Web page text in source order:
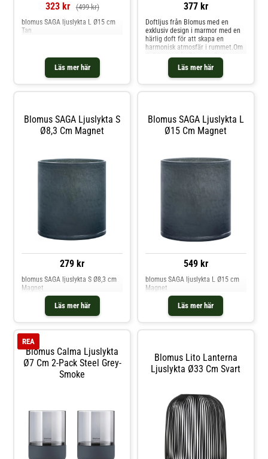
323 kr (499 kr)
Läs mer här
blomus SAGA ljuslykta L Ø15 cm
Tan
377 kr
Läs mer här
Doftljus från Blomus med en
exklusiv design i marmor med en
härlig doft för att skapa en
harmonisk atmosfär i rummet.Om
doftljuset från Blomus- Doft -
Mora: vanilj med inslag av
lavendel och myrra.- Brinntid: S -
18 timmar, L - 35 timmar.- 100%
doftljuset- Håll alltid ljuset under
uppsikt. Shoppa Doftljus och mer
Ljusstakar & Ljuslyktor hos Royal
Blomus SAGA Ljuslykta S
Ø8,3 Cm Magnet
279 kr
Läs mer här
blomus SAGA ljuslykta S Ø8,3 cm
Magnet
Blomus SAGA Ljuslykta L
Ø15 Cm Magnet
549 kr
Läs mer här
blomus SAGA ljuslykta L Ø15 cm
Magnet
Blomus Calma Ljuslykta
Ø7 Cm 2-Pack Steel Grey-
Smoke
REA
Blomus Lito Lanterna
Ljuslykta Ø33 Cm Svart